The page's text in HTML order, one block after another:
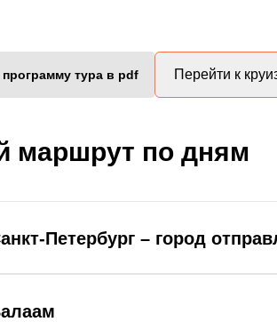
тура в pdf Перейти к
маршрут по дням
Петербург – город